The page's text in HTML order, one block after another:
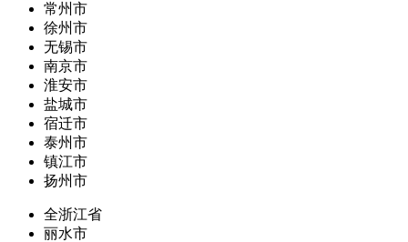
常州市
徐州市
无锡市
南京市
淮安市
盐城市
宿迁市
泰州市
镇江市
扬州市
全浙江省
丽水市